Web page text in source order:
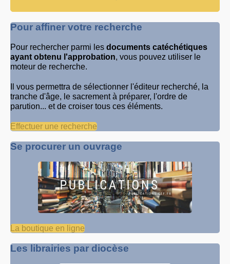
Pour affiner votre recherche
Pour rechercher parmi les documents catéchétiques
ayant obtenu l'approbation, vous pouvez utiliser le
moteur de recherche.
Il vous permettra de sélectionner l'éditeur recherché, la
tranche d'âge, le sacrement à préparer, l'ordre de
parution... et de croiser tous ces éléments.
Effectuer une recherche
Se procurer un ouvrage
La boutique en ligne
Les librairies par diocèse